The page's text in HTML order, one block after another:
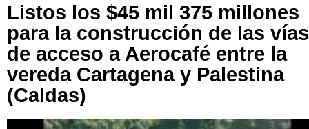
Listos los $45 mil 375 millones
para la construcción de las vías
de acceso a Aerocafé entre la
vereda Cartagena y Palestina
(Caldas)